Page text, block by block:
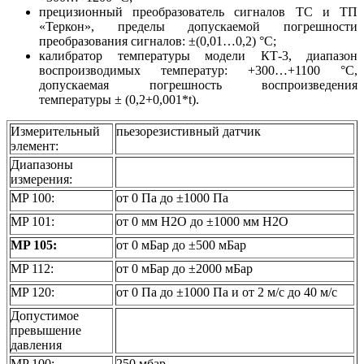
прецизионный преобразователь сигналов ТС и ТП
«Теркон», пределы допускаемой погрешности
преобразования сигналов: ±(0,01…0,2) °С;
калибратор температуры модели КТ-3, диапазон
воспроизводимых температур: +300…+1100 °С,
допускаемая погрешность воспроизведения
температуры ± (0,2+0,001*t).
Измерительный
элемент:
пьезорезистивный датчик
Диапазоны
измерения:
MP 100:
от 0 Па до ±1000 Па
MP 101:
от 0 мм H2O до ±1000 мм H2O
MP 105:
от 0 мБар до ±500 мБар
MP 112:
от 0 мБар до ±2000 мБар
MP 120:
от 0 Па до ±1000 Па и от 2 м/с до 40 м/с
Допустимое
превышение
давления